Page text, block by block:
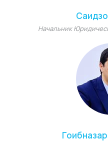
Начальник